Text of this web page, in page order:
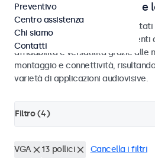
Schermi per l’audiovisivo e
Monitor e schermi touch
audiovisivi professionali e ambienti
affidabilità e versatilità grazie alle
montaggio e connettività,
varietà di applicazioni audiovisive.
Filtro (4)
VGA 13 pollici Cancella i filtri
Preventivo
Centro assistenza
Chi siamo
Contatti